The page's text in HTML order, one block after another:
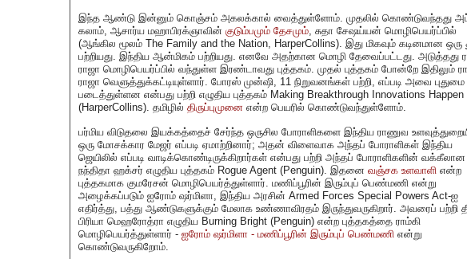
இந்த ஆண்டு இன்னும் கொஞ்சம் அகலக்கால் வைத்துள்ளோம். முதலில் கொண்டுவந்தது
கலாம், ஆசார்ய மஹாபிரக்ஞாவின் குடும்பமும் தேசமும் , சுதா சேஷய்யன் மொழிபெயர்ப்பில்
(ஆங்கில மூலம் The Family and the Nation, HarperCollins). இது மிகவும் கடினமான ஒரு
பற்றியது. இந்திய ஆன்மிகம் பற்றியது. எனவே அதற்கான மொழி தேவைப்பட்டது. அடுத்தது
ராஜா மொழிபெயர்ப்பில் வந்துள்ள இரண்டாவது புத்தகம். முதல் புத்தகம் போன்றே இதிலும்
ராஜா வெளுத்துக்கட்டியுள்ளார். போரஸ் முன்ஷி, 11 நிறுவனங்கள் பற்றி, எப்படி அவை புதுமை
படைத்துள்ளன என்பது பற்றி எழுதிய புத்தகம் Making Breakthrough Innovations Happen
(HarperCollins). தமிழில் திருப்புமுனை என்ற பெயரில் கொண்டுவந்துள்ளோம்.
பர்மிய விடுதலை இயக்கத்தைச் சேர்ந்த ஒருசில போராளிகளை இந்திய ராணுவ
ஒரு மோசக்கார மேஜர் எப்படி ஏமாற்றினார்; அதன் விளைவாக அந்தப் போராளிகள் இந்திய
ஜெயிலில் எப்படி வாடிக்கொண்டிருக்கிறார்கள் என்பது பற்றி அந்தப் போராளிகளின் வக்கீலான
நந்திதா ஹக்சர் எழுதிய புத்தகம் Rogue Agent (Penguin). இதனை வஞ்சக உளவாளி என்ற
புத்தகமாக குமரேசன் மொழிபெயர்த்துள்ளார். மணிப்பூரின் இரும்புப் பெண்மணி என்று
அழைக்கப்படும் ஐரோம் ஷர்மிளா, இந்திய அரசின் Armed Forces Special Powers Act-ஐ
எதிர்த்து, பத்து ஆண்டுகளுக்கும் மேலாக உண்ணாவிரதம் இருந்துவருகிறார். அவரைப் பற்றி
பிரியா மெஹரோத்ரா எழுதிய Burning Bright (Penguin) என்ற புத்தகத்தை ராம்கி
மொழிபெயர்த்துள்ளார் - ஐரோம் ஷர்மிளா - மணிப்பூரின் இரும்புப் பெண்மணி என்று
கொண்டுவருகிறோம்.